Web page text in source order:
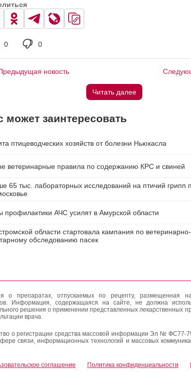
0 0
новость
Читать далее
может заинтересовать
птицеводческих хозяйств от болезни Ньюкасла
ветеринарные правила по содержанию КРС и свиней
65 тыс. лабораторных исследований на птичий грипп
профилактики АЧС усилят в Амурской области
области стартовала кампания по ветеринарно-
обследованию пасек
о препаратах, отпускаемых по рецепту, размещенная
Информация, содержащаяся на сайте, не должна
решения о применении представленных лекарственных
врача.
о регистрации средства массовой информации Эл № ФС77-
связи, информационных технологий и массовых
соглашение Политика конфиденциальности